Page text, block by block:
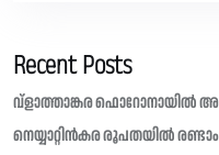
Recent Posts
വ്ളാത്താങ്കര ഫൊറോനായിൽ
നെയ്യാറ്റിൻകര രൂപതയിൽ രണ്ടാം